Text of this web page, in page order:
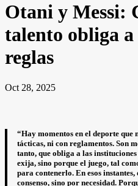
Otani y Messi:
talento obliga
reglas
Oct 28, 2025
“Hay momentos en el deporte que
tácticas, ni con reglamentos. Son
tanto, que obliga a las
exija, sino porque el juego, tal
para contenerlo. En esos
consenso, sino por necesidad.